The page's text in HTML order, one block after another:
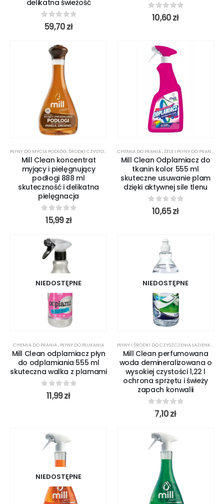
delikatna świeżość
out of 5
59,70zł
out of 5
10,60zł
PŁYNY DO MYCIA PODŁÓG,ŚRODKI CZYSTOŚCI
Mill Clean koncentrat
myjący i pielęgnujący
podłogi 888 ml
skuteczność i delikatna
pielęgnacja
out of 5
15,99zł
CHEMIA DO PRANIA,ŻELE I PŁYNY DO PRANIA
Mill Clean Odplamiacz do
tkanin kolor 555 ml
skuteczne usuwanie plam
dzięki aktywnej sile tlenu
out of 5
10,65zł
NIEDOSTĘPNE
CHEMIA DO PRANIA, PŁYNY DO PŁUKANIA
Mill Clean odplamiacz płyn
do odplamiania 555 ml
skuteczna walka z plamami
out of 5
11,99zł
NIEDOSTĘPNE
PŁYNY I ŚRODKI DO CZYSZCZENIA ŁAZIENKI,
Mill Clean perfumowana
woda demineralizowana o
wysokiej czystości 1,22 l
ochrona sprzętu i świeży
zapach konwalii
out of 5
7,10zł
NIEDOSTĘPNE